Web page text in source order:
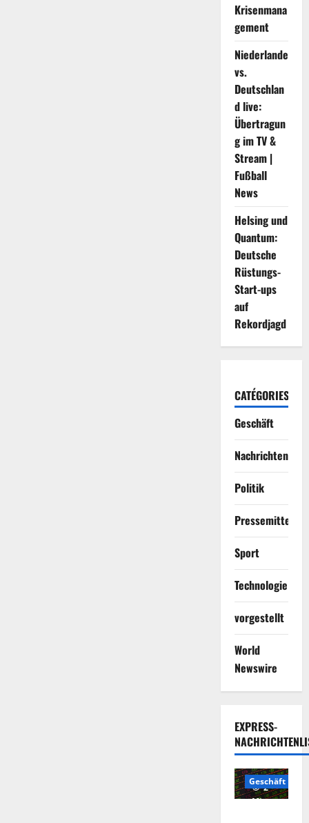
Krisenmana
gement
Niederlande
vs.
Deutschlan
d live:
Übertragun
g im TV &
Stream |
Fußball
News
Helsing und
Quantum:
Deutsche
Rüstungs-
Start-ups
auf
Rekordjagd
CATÉGORIES
Geschäft
Nachrichten
Politik
Sport
Technologie
vorgestellt
World
Newswire
EXPRESS-
2
Minuten
Geschäft